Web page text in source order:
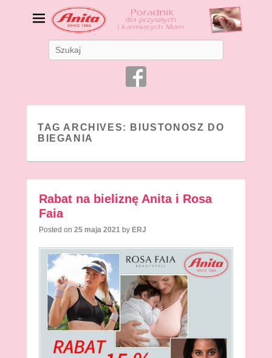
Bielizna ciążowa i do
karmienia
Bielizna dla Mam
TAG ARCHIVES:
BIUSTONOSZ DO
BIEGANIA
Rabat na bieliznę Anita i Rosa
Faia
Posted on 25 maja 2021 by ERJ